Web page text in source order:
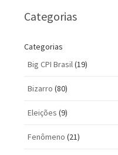
Categorias
Categorias
Big CPI Brasil(19)
Bizarro (80)
Eleições (9)
Fenômeno (21)